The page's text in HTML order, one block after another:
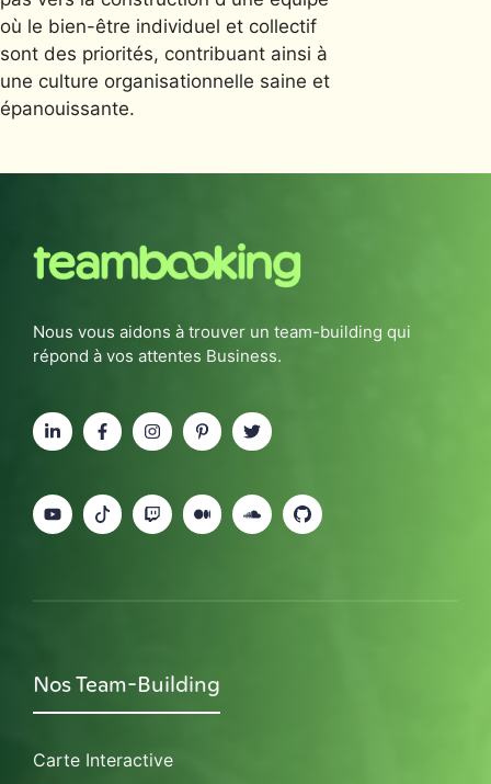
où le bien-être individuel et collectif
sont des priorités, contribuant ainsi à
une culture organisationnelle saine et
épanouissante.
Nous vous aidons à trouver un team-building qui
répond à vos attentes Business.
Nos Team-Building
Carte Interactive